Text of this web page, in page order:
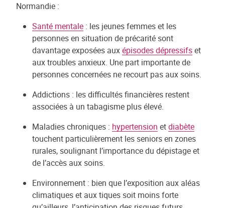
Normandie :
Santé mentale : les jeunes femmes et les
personnes en situation de précarité sont
davantage exposées auxépisodes dépressifset
aux troubles anxieux. Une part importante de
personnes concernées ne recourt pas aux soins.
Addictions : les difficultés financières restent
associées à un tabagisme plus élevé.
Maladies chroniques : hypertension etdiabète
touchent particulièrement les seniors en zones
rurales, soulignant l’importance du dépistage et
de l’accès aux soins.
Environnement : bien que l’exposition aux aléas
climatiques et aux tiques soit moins forte